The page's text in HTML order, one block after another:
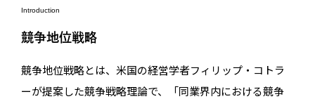
Introduction
競争地位戦略
競争地位戦略とは、米国の経営学者フィリップ・コトラ
ーが提案した競争戦略理論で、「同業界内における競争